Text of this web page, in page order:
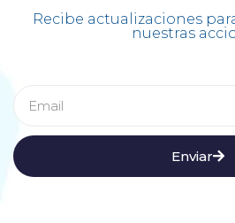
Recibe actualizaciones
nuestras
Enviar